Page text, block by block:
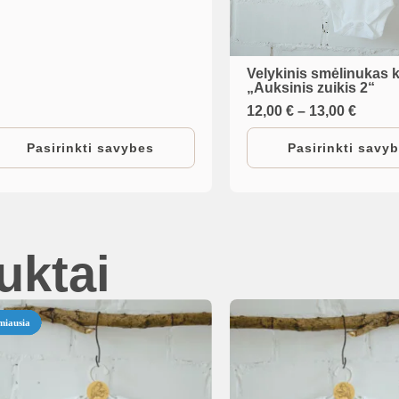
Pasirinkti savybes
Velykinis smėlinukas
„Auksinis zuikis 2“
12,00€ – 13,00€Price
range:
12,00
Pasirinkti
This
product
has
multiple
the